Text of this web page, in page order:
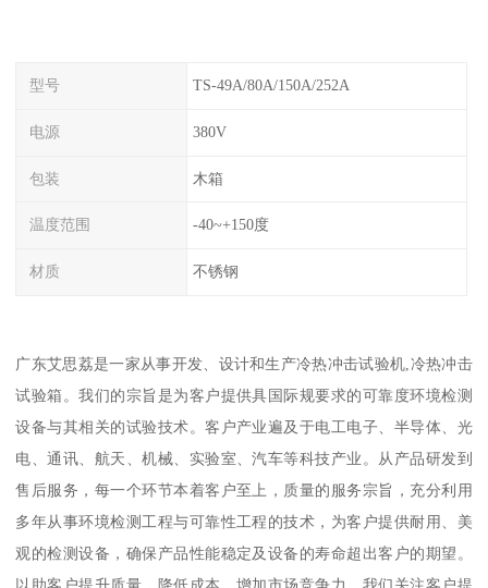
型号 TS-49A/80A/150A/252A
电源 380V
包装 木箱
温度范围 -40~+150度
材质 不锈钢
广东艾思荔是一家从事开发、设计和生产冷热冲击试验机,冷热冲击
试验箱。我们的宗旨是为客户提供具国际规要求的可靠度环境检测
设备与其相关的试验技术。客户产业遍及于电工电子、半导体、光
电、通讯、航天、机械、实验室、汽车等科技产业。从产品研发到
售后服务，每一个环节本着客户至上，质量的服务宗旨，充分利用
多年从事环境检测工程与可靠性工程的技术，为客户提供耐用、美
观的检测设备，确保产品性能稳定及设备的寿命超出客户的期望。